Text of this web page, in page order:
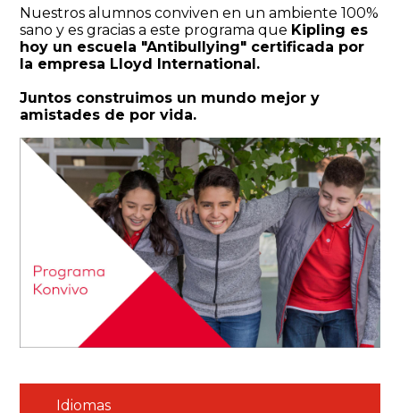
Nuestros alumnos conviven en un ambiente 100%
sano y es gracias a este programa que Kipling es
hoy un escuela "Antibullying" certificada por
la empresa Lloyd International.
Juntos construimos un mundo mejor y
amistades de por vida.
Idiomas